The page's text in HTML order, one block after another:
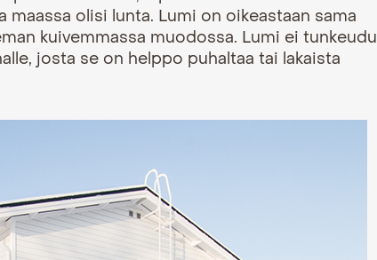
maassa olisi lunta. Lumi on oikeastaan sama
kuivemmassa muodossa. Lumi ei tunkeudu
josta se on helppo puhaltaa tai lakaista